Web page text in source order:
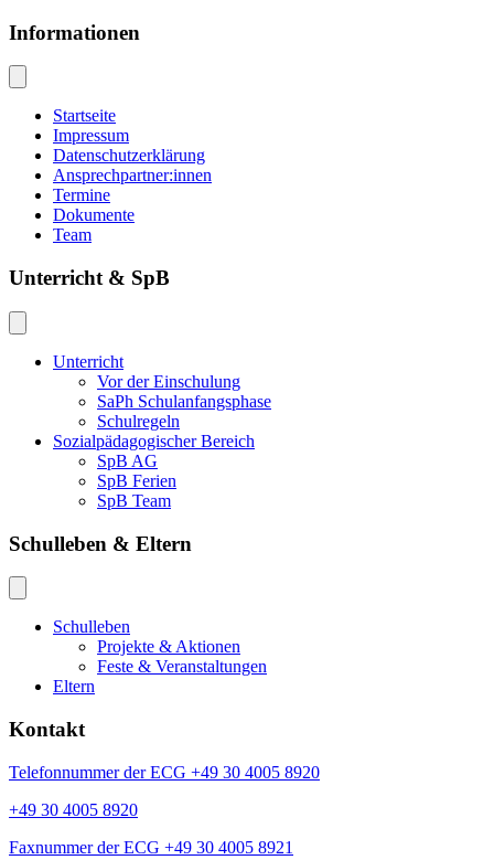
Informationen
Startseite
Impressum
Datenschutzerklärung
Ansprechpartner:innen
Termine
Dokumente
Team
Unterricht & SpB
Unterricht
Vor der Einschulung
SaPh Schulanfangsphase
Schulregeln
Sozialpädagogischer Bereich
SpB AG
SpB Ferien
SpB Team
Schulleben & Eltern
Schulleben
Projekte & Aktionen
Feste & Veranstaltungen
Eltern
Kontakt
Telefonnummer der ECG +49 30 4005 8920
+49 30 4005 8920
Faxnummer der ECG +49 30 4005 8921